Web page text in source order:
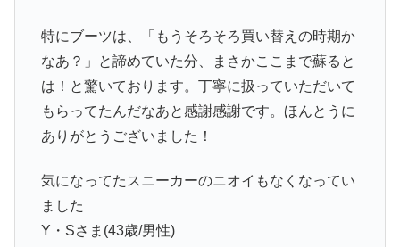
特にブーツは、「もうそろそろ買い替えの時期か
なあ？」と諦めていた分、まさかここまで蘇ると
は！と驚いております。丁寧に扱っていただいて
もらってたんだなあと感謝感謝です。ほんとうに
ありがとうございました！
気になってたスニーカーのニオイもなくなってい
ました
Y・Sさま(43歳/男性)